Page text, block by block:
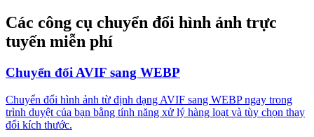
Các công cụ chuyển đổi hình ảnh trực
tuyến miễn phí
Chuyển đổi AVIF sang WEBP
Chuyển đổi hình ảnh từ định dạng AVIF sang WEBP ngay trong
trình duyệt của bạn bằng tính năng xử lý hàng loạt và tùy chọn thay
đổi kích thước.